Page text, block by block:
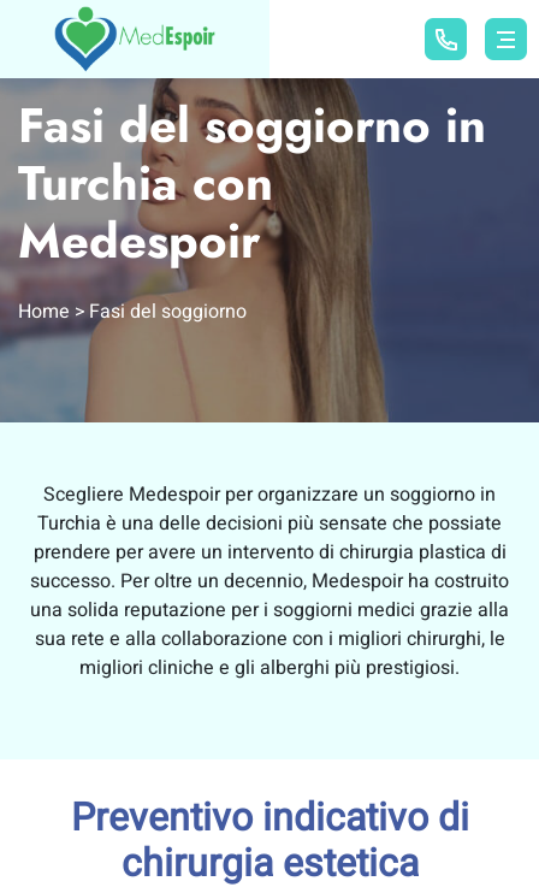
Fasi del soggiorno in
Turchia con
Medespoir
Home Fasi del soggiorno
Scegliere Medespoir per organizzare un soggiorno in
Turchia è una delle decisioni più sensate che possiate
prendere per avere un intervento di chirurgia plastica di
successo. Per oltre un decennio, Medespoir ha costruito
una solida reputazione per i soggiorni medici grazie alla
sua rete e alla collaborazione con i migliori chirurghi, le
migliori cliniche e gli alberghi più prestigiosi.
Preventivo indicativo di
chirurgia estetica